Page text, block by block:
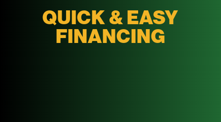
QUICK & EASY
FINANCING